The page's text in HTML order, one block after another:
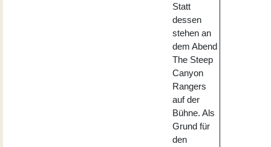
Statt
dessen
stehen an
dem Abend
The Steep
Canyon
Rangers
auf der
Bühne. Als
Grund für
den